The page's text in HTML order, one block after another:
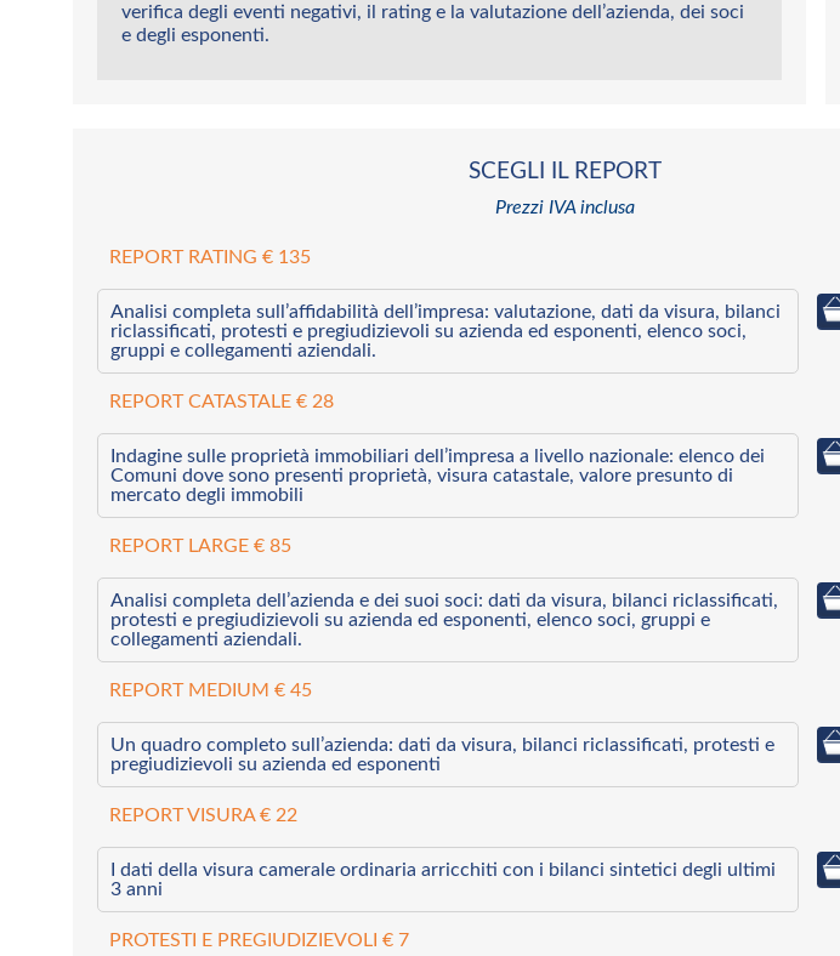
verifica degli eventi negativi, il rating e la valutazione dell’azienda, dei soci
e degli esponenti.
SCEGLI IL REPORT
Prezzi IVA inclusa
REPORT RATING € 135
Analisi completa sull’affidabilità dell’impresa: valutazione, dati da visura, bilanci
riclassificati, protesti e pregiudizievoli su azienda ed esponenti, elenco soci,
gruppi e collegamenti aziendali.
REPORT CATASTALE € 28
Indagine sulle proprietà immobiliari dell’impresa a livello nazionale: elenco dei
Comuni dove sono presenti proprietà, visura catastale, valore presunto di
mercato degli immobili
REPORT LARGE € 85
Analisi completa dell’azienda e dei suoi soci: dati da visura, bilanci riclassificati,
protesti e pregiudizievoli su azienda ed esponenti, elenco soci, gruppi e
collegamenti aziendali.
REPORT MEDIUM € 45
Un quadro completo sull’azienda: dati da visura, bilanci riclassificati, protesti e
pregiudizievoli su azienda ed esponenti
REPORT VISURA € 22
I dati della visura camerale ordinaria arricchiti con i bilanci sintetici degli ultimi
3 anni
PROTESTI E PREGIUDIZIEVOLI € 7